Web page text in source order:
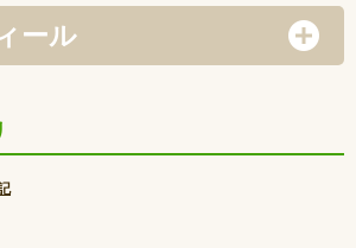
ール